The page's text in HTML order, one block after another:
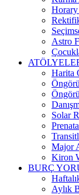
Astro
Harita
Solar
Major
Kiron
BURÇ
Aylık